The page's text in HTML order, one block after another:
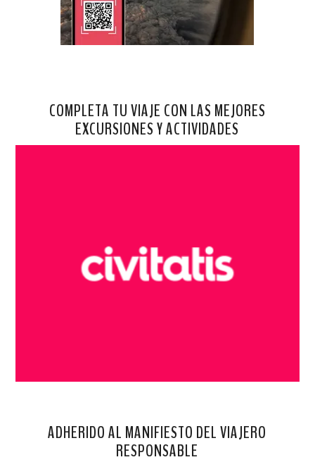
COMPLETA TU VIAJE CON LAS MEJORES
EXCURSIONES Y ACTIVIDADES
ADHERIDO AL MANIFIESTO DEL VIAJERO
RESPONSABLE